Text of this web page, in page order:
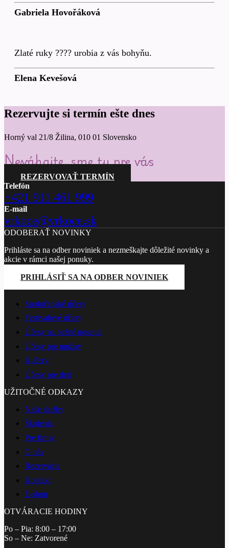
Gabriela Hovořáková
Zlaté ruky ???? urobia z vás bohyňu.
Elena Kevešová
Rezervujte si termín ešte dnes
Horný val 21/8 Žilina, 010 01 Slovensko
Neváhajte, sme tu pre vás
REZERVOVAŤ TERMÍN
Telefón
+421 911 461 999
E-mail
vrkoce@vrkoce.sk
ODOBERAŤ NOVINKY
Prihláste sa na odber noviniek a nezmeškajte dôležité novinky a
akcie v rámci našej ponuky.
PRIHLÁSIŤ SA NA ODBER NOVINIEK
Spoločenské účesy
Festivalové účesy
Účesy na bežné nosenie
Účesy pre mužov
Kučery
Účesy pre deti
UŽITOČNÉ ODKAZY
Naše služby
Školenia
Pre firmy
O nás
Rezervácia
Kontakt
E-shop
OTVÁRACIE HODINY
Po – Pia: 8:00 – 17:00
So – Ne: Zatvorené